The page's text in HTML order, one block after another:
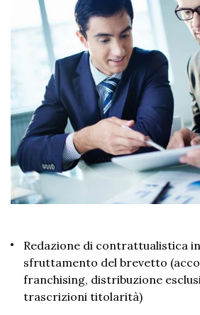
Redazione di contrattualistica
sfruttamento del brevetto
franchising, distribuzione
trascrizioni titolarità)